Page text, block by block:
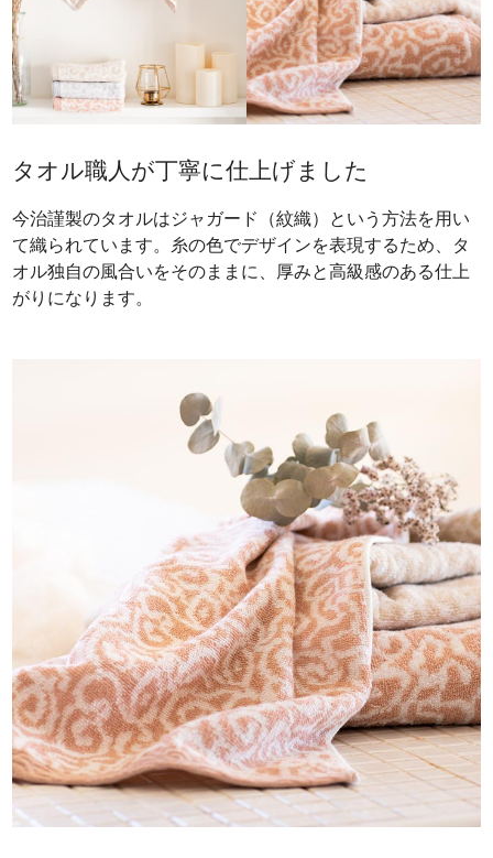
タオル職人が丁寧に仕上げました
今治謹製のタオルはジャガード（紋織）という方法を用い
て織られています。糸の色でデザインを表現するため、タ
オル独自の風合いをそのままに、厚みと高級感のある仕上
がりになります。